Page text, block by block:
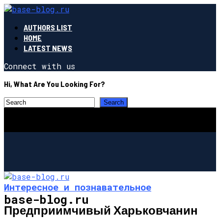
AUTHORS LIST
HOME
LATEST NEWS
Connect with us
Hi, What Are You Looking For?
base-blog.ru
Интересное и познавательное
Предприимчивый Харьковчанин